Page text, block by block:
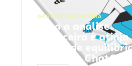
GESTÃO FINANCEIRA
Faça a análise
financeira e atinja
ponto de
Prompts ChatGPT